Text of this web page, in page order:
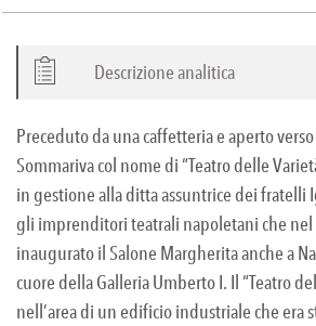
Descrizione analitica
Preceduto da una caffetteria e aperto
Sommariva col nome di “Teatro delle
in gestione alla ditta assuntrice dei fratelli
gli imprenditori teatrali napoletani che
inaugurato il Salone Margherita anche a
cuore della Galleria Umberto I. Il “Teatro
nell’area di un edificio industriale che era